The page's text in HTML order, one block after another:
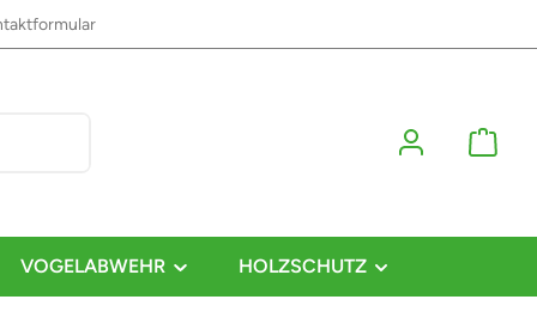
VOGELABWEHR HOLZSCHUTZ